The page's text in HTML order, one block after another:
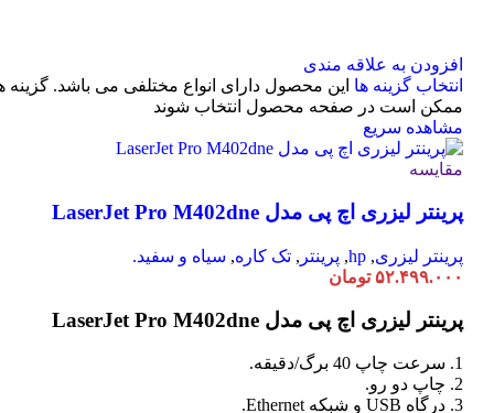
افزودن به علاقه مندی
انتخاب گزینه ها این محصول دارای انواع مختلفی می باشد. گزینه
ممکن است در صفحه محصول انتخاب شوند
مشاهده سریع
مقایسه
پرینتر لیزری اچ پی مدل LaserJet Pro M402dne
پرینتر لیزری,
hp
, پرینتر , تک کاره, سیاه و سفید.
۵۲.۴۹۹.۰۰۰ تومان
پرینتر لیزری اچ پی مدل LaserJet Pro M402dne
1. سرعت چاپ 40 برگ/دقیقه.
2. چاپ دو رو.
3. درگاه USB و شبکه Ethernet.